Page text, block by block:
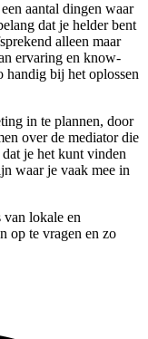
aantal dingen waar
dat je helder bent
alleen maar
ervaring en know-
handig bij het oplossen
in te plannen, door
over de mediator die
je het kunt vinden
waar je vaak mee in
lokale en
op te vragen en zo